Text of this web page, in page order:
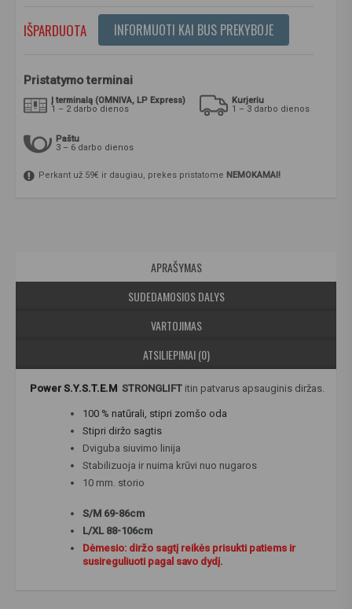
IŠPARDUOTA INFORMUOTI KAI BUS PREKYBOJE
Pristatymo terminai
Į terminalą (OMNIVA, LP Express)
1 – 2 darbo dienos
Kurjeriu
1 – 3 darbo dienos
Paštu
3 – 6 darbo dienos
Perkant už 59€ ir daugiau, prekes pristatome NEMOKAMAI!
APRAŠYMAS
SUDEDAMOSIOS DALYS
VARTOJIMAS
ATSILIEPIMAI (0)
Power S.Y.S.T.E.M STRONGLIFT itin patvarus apsauginis diržas.
100 % natūrali, stipri zomšo oda
Stipri diržo sagtis
Dviguba siuvimo linija
Stabilizuoja ir nuima krūvi nuo nugaros
10 mm. storio
S/M 69-86cm
L/XL 88-106cm
Dėmesio: diržo sagtį reikės prisukti patiems ir
susireguliuoti pagal savo dydį.